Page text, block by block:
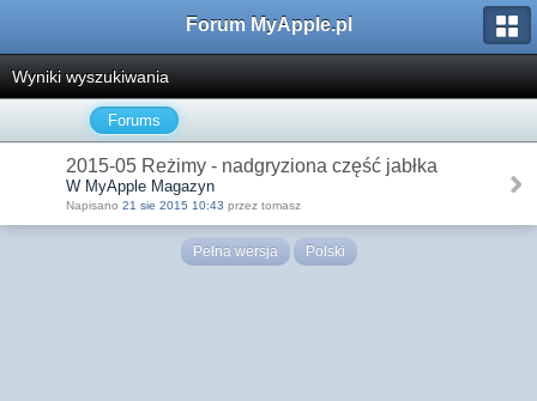
Forum MyApple.pl
Wyniki wyszukiwania
Forums
2015-05 Reżimy - nadgryziona część jabłka
W MyApple Magazyn
Napisano 21 sie 2015 10:43 przez tomasz
Pełna wersja Polski